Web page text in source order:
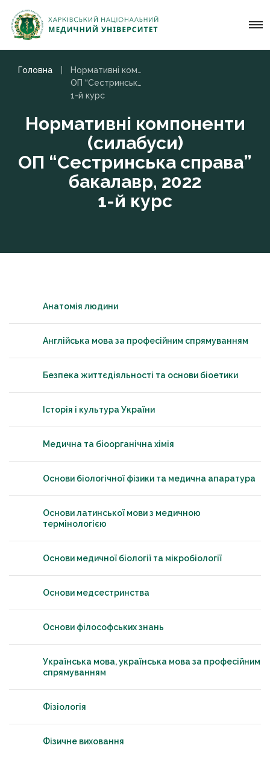
Головна
ОП “Сестринська справа” бакалавр, 2022
1-й курс
Нормативні компоненти
(силабуси)
ОП “Сестринська справа”
бакалавр, 2022
1-й курс
Анатомія людини
Англійська мова за професійним спрямуванням
Безпека життєдіяльності та основи біоетики
Історія і культура України
Медична та біоорганічна хімія
Основи біологічної фізики та медична апаратура
Основи латинської мови з медичною
термінологією
Основи медичної біології та мікробіології
Основи медсестринства
Основи філософських знань
Українська мова, українська мова за професійним
спрямуванням
Фізіологія
Фізичне виховання